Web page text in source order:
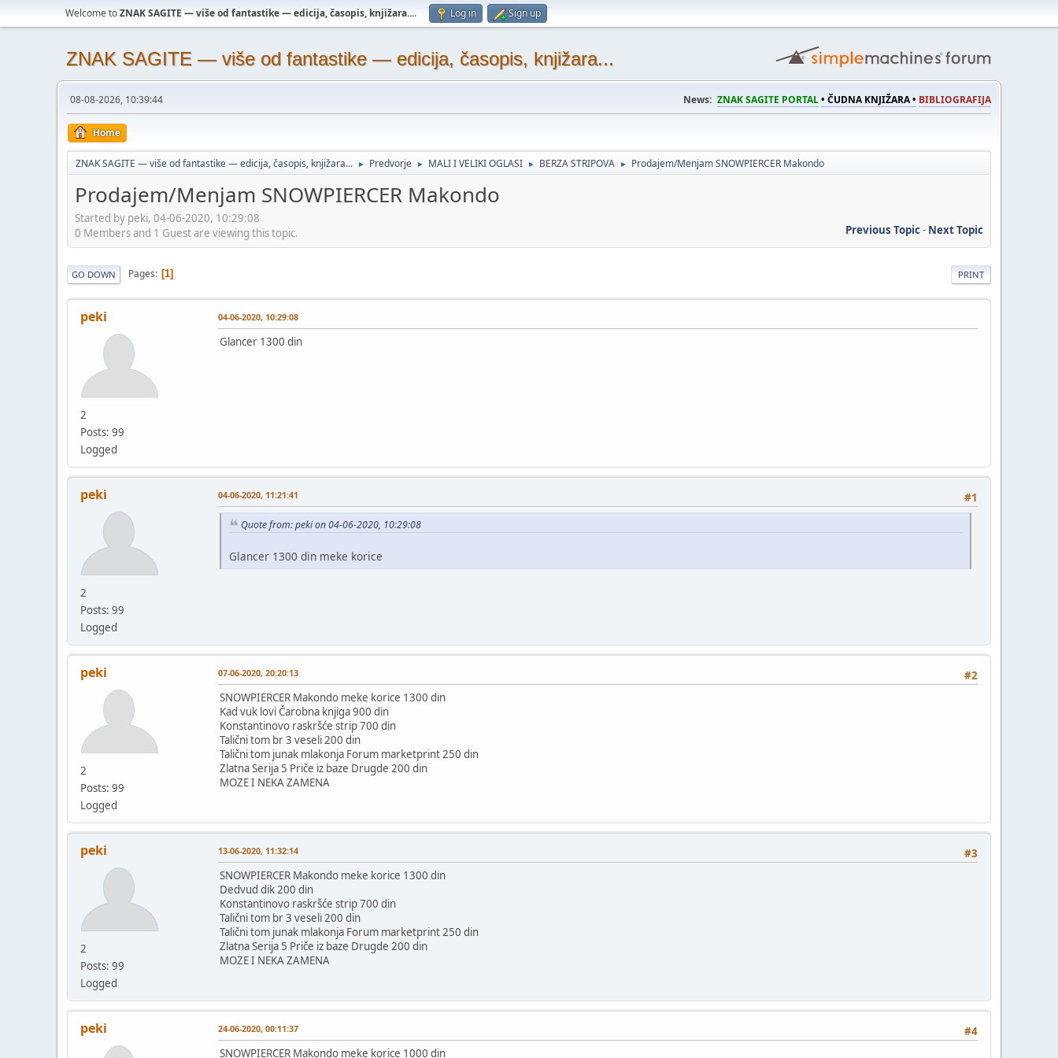
Welcome toZNAK SAGITE — više od fantastike — edicija, časopis, knjižara.... Log in Sign up
ZNAK SAGITE — više od fantastike — edicija, časopis, knjižara...
08-08-2026, 10:39:44 News: ZNAK SAGITE PORTAL• ČUDNA KNJIŽARA • BIBLIOGRAFIJA
Home
ZNAK SAGITE — više od fantastike — edicija, časopis, knjižara... ► Predvorje ► MALI I VELIKI OGLASI ► BERZA STRIPOVA ► Prodajem/Menjam SNOWPIERCER Makondo
Prodajem/Menjam SNOWPIERCER Makondo
Started by peki, 04-06-2020, 10:29:08
Previous Topic- Next Topic
0 Members and 1 Guest are viewing this topic.
PRINT
GO DOWN Pages 1
peki
2
Posts: 99
Logged
04-06-2020, 10:29:08
Glancer 1300 din
peki
2
Posts: 99
Logged
#1
04-06-2020, 11:21:41
Quote from: peki on 04-06-2020, 10:29:08
Glancer 1300 din meke korice
peki
2
Posts: 99
Logged
#2
07-06-2020, 20:20:13
SNOWPIERCER Makondo meke korice 1300 din
Kad vuk lovi Čarobna knjiga 900 din
Konstantinovo raskršće strip 700 din
Talični tom br 3 veseli 200 din
Talični tom junak mlakonja Forum marketprint 250 din
Zlatna Serija 5 Priče iz baze Drugde 200 din
MOZE I NEKA ZAMENA
peki
2
Posts: 99
Logged
#3
13-06-2020, 11:32:14
SNOWPIERCER Makondo meke korice 1300 din
Dedvud dik 200 din
Konstantinovo raskršće strip 700 din
Talični tom br 3 veseli 200 din
Talični tom junak mlakonja Forum marketprint 250 din
Zlatna Serija 5 Priče iz baze Drugde 200 din
MOZE I NEKA ZAMENA
peki #4
24-06-2020, 00:11:37
SNOWPIERCER Makondo meke korice 1000 din